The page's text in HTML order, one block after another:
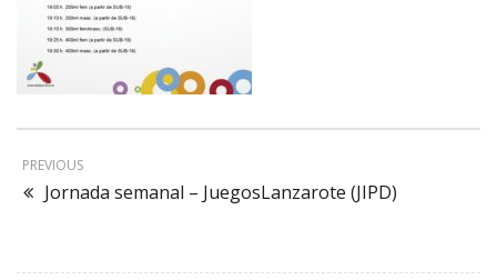
PREVIOUS
Jornada semanal – JuegosLanzarote (JIPD)